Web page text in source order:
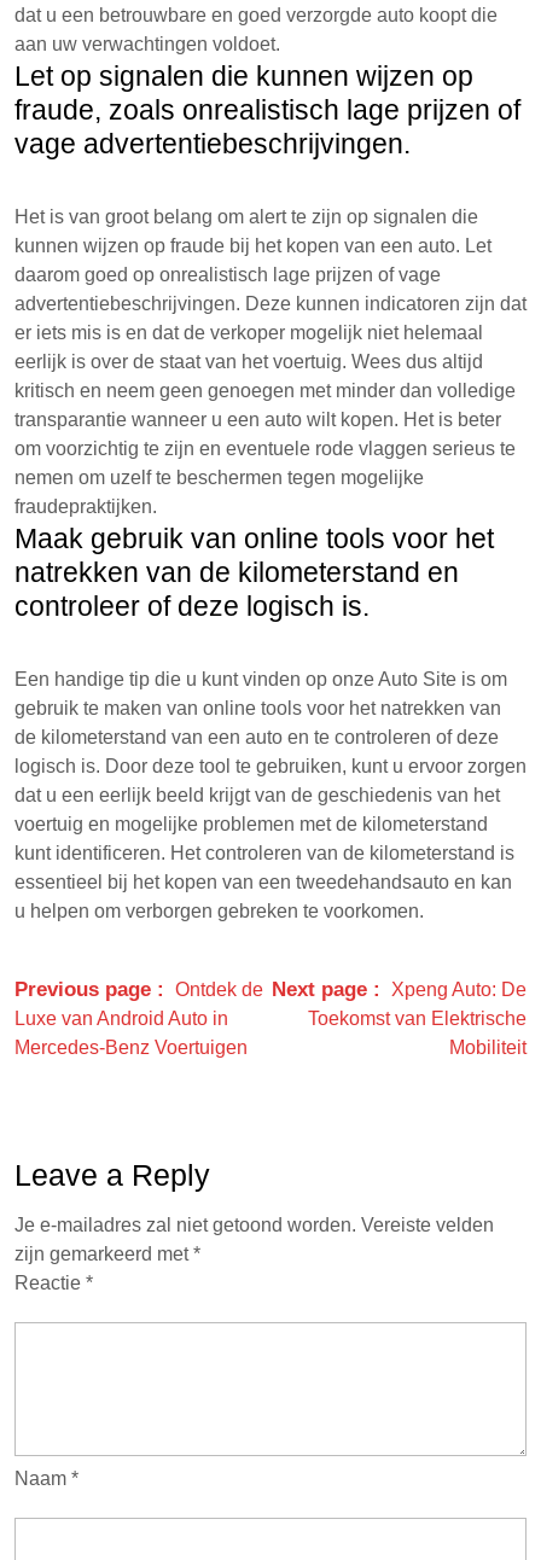
dat u een betrouwbare en goed verzorgde auto koopt die
aan uw verwachtingen voldoet.
Let op signalen die kunnen wijzen op
fraude, zoals onrealistisch lage prijzen of
vage advertentiebeschrijvingen.
Het is van groot belang om alert te zijn op signalen die
kunnen wijzen op fraude bij het kopen van een auto. Let
daarom goed op onrealistisch lage prijzen of vage
advertentiebeschrijvingen. Deze kunnen indicatoren zijn dat
er iets mis is en dat de verkoper mogelijk niet helemaal
eerlijk is over de staat van het voertuig. Wees dus altijd
kritisch en neem geen genoegen met minder dan volledige
transparantie wanneer u een auto wilt kopen. Het is beter
om voorzichtig te zijn en eventuele rode vlaggen serieus te
nemen om uzelf te beschermen tegen mogelijke
fraudepraktijken.
Maak gebruik van online tools voor het
natrekken van de kilometerstand en
controleer of deze logisch is.
Een handige tip die u kunt vinden op onze Auto Site is om
gebruik te maken van online tools voor het natrekken van
de kilometerstand van een auto en te controleren of deze
logisch is. Door deze tool te gebruiken, kunt u ervoor zorgen
dat u een eerlijk beeld krijgt van de geschiedenis van het
voertuig en mogelijke problemen met de kilometerstand
kunt identificeren. Het controleren van de kilometerstand is
essentieel bij het kopen van een tweedehandsauto en kan
u helpen om verborgen gebreken te voorkomen.
Previous page
Ontdek de
Luxe van Android Auto in
Mercedes-Benz Voertuigen
Next page
Xpeng Auto: De
Toekomst van Elektrische
Mobiliteit
Leave a Reply
Je e-mailadres zal niet getoond worden. Vereiste velden
zijn gemarkeerd met*
Reactie *
Naam *